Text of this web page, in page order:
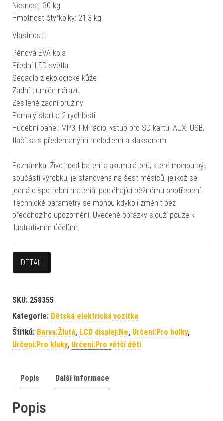
Nosnost: 30 kg
Hmotnost čtyřkolky: 21,3 kg
Vlastnosti:
Pěnová EVA kola
Přední LED světla
Sedadlo z ekologické kůže
Zadní tlumiče nárazu
Zesílené zadní pružiny
Pomalý start a 2 rychlosti
Hudební panel: MP3, FM rádio, vstup pro SD kartu, AUX, USB,
tlačítka s předehranými melodiemi a klaksonem
Poznámka: Životnost baterií a akumulátorů, které mohou být
součástí výrobku, je stanovena na šest měsíců, jelikož se
jedná o spotřební materiál podléhající běžnému opotřebení.
Technické parametry se mohou kdykoli změnit bez
předchozího upozornění. Uvedené obrázky slouží pouze k
ilustrativním účelům.
DETAIL
SKU: 258355
Kategorie: Dětská elektrická vozítka
Štítků: Barva:Žlutá, LCD displej:Ne, Určení:Pro holky,
Určení:Pro kluky, Určení:Pro větší děti
Popis Další informace
Popis